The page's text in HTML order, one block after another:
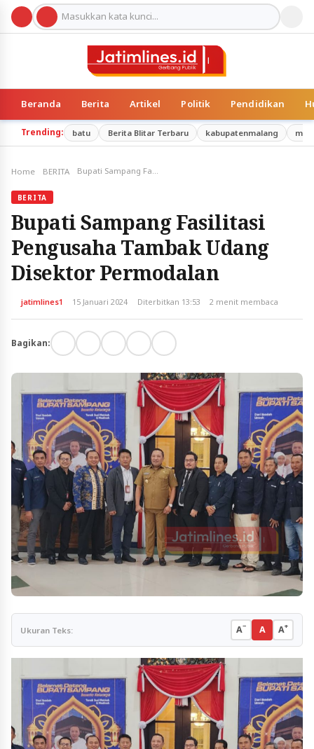
Beranda Berita Artikel Politik Pendidikan
Trending: batu Berita Blitar Terbaru kabupatenmalang
Home BERITA
BERITA
Bupati Sampang Fasilitasi
Pengusaha Tambak Udang
Disektor Permodalan
jatimlines1 15 Januari 2024 Diterbitkan 13:53 2 menit membaca
Bagikan:
Ukuran Teks: A− A A+